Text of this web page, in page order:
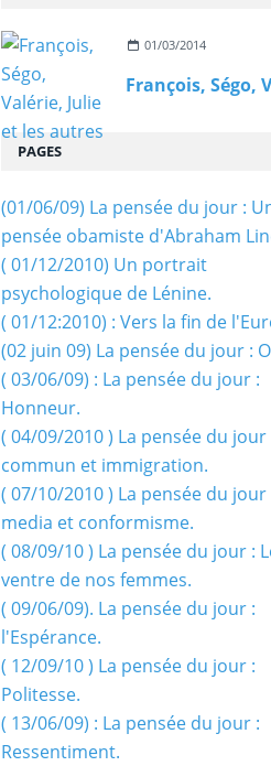
01/03/2014
PAGES
(01/06/09) La pensée du jour :
pensée obamiste d'Abraham
( 01/12/2010) Un portrait
psychologique de Lénine.
( 01/12:2010) : Vers la fin de
(02 juin 09) La pensée du jour :
( 03/06/09) : La pensée du jour :
Honneur.
( 04/09/2010 ) La pensée du jour
commun et immigration.
( 07/10/2010 ) La pensée du jour
media et conformisme.
( 08/09/10 ) La pensée du jour :
ventre de nos femmes.
( 09/06/09). La pensée du jour :
l'Espérance.
( 12/09/10 ) La pensée du jour :
Politesse.
( 13/06/09) : La pensée du jour :
Ressentiment.